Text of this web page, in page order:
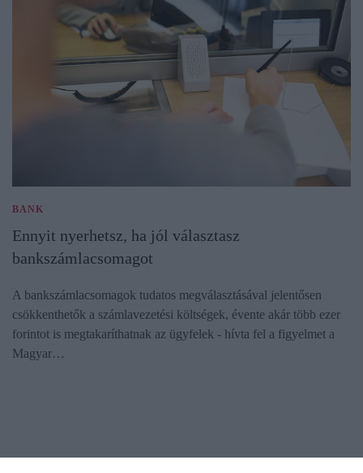
BANK
Ennyit nyerhetsz, ha jól választasz
bankszámlacsomagot
A bankszámlacsomagok tudatos megválasztásával jelentősen
csökkenthetők a számlavezetési költségek, évente akár több ezer
forintot is megtakaríthatnak az ügyfelek - hívta fel a figyelmet a
Magyar…